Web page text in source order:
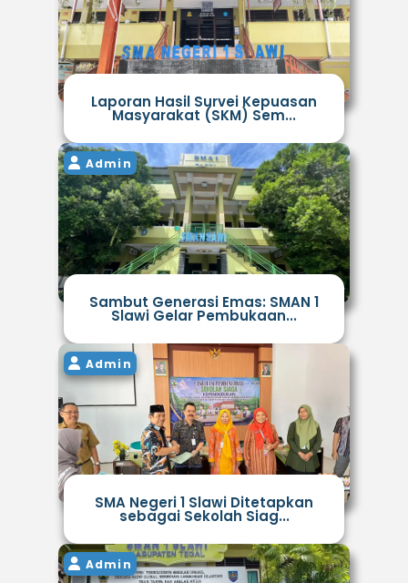
Laporan Hasil Survei Kepuasan
Masyarakat (SKM) Sem...
Admin
Sambut Generasi Emas: SMAN 1
Slawi Gelar Pembukaan...
Admin
SMA Negeri 1 Slawi Ditetapkan
sebagai Sekolah Siag...
Admin